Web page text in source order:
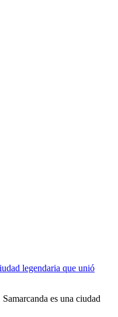
legendaria que unió
es una ciudad